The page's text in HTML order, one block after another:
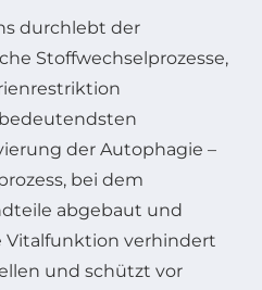
durchlebt der
Stoffwechselprozesse,
der Autophagie –
bei dem
abgebaut und
Vitalfunktion verhindert
und schützt vor